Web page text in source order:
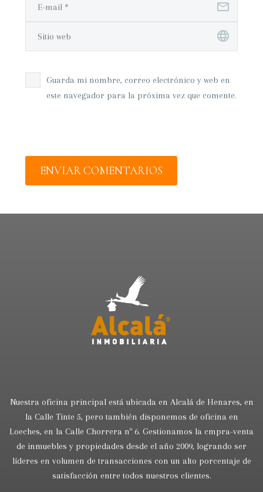
Guarda mi nombre, correo electrónico y web en
este navegador para la próxima vez que comente.
ENVIAR COMENTARIOS
Nuestra oficina principal está ubicada en Alcalá de Henares, en
la Calle Tinte 5, pero también disponemos de oficina en
Loeches, en la Calle Chorrera nº 6. Gestionamos la cmpra-venta
de inmuebles y propiedades desde el año 2009, logrando ser
líderes en volumen de transacciones con un alto porcentaje de
satisfacción entre todos nuestros clientes.